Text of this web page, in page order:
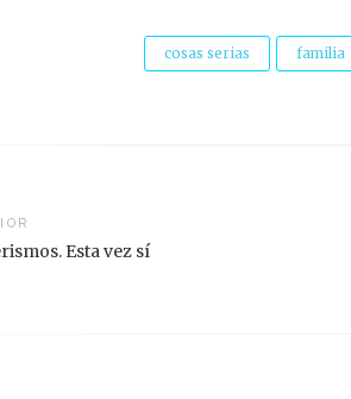
cosas serias familia
Esta vez sí